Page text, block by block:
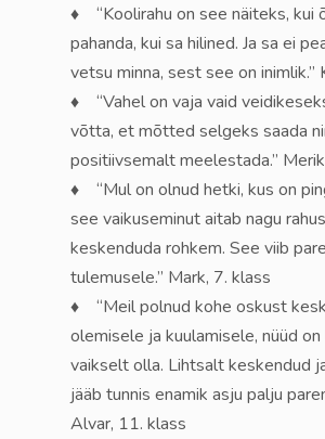
♦ “Koolirahu on see näiteks, kui
pahanda, kui sa hilined. Ja sa ei
vetsu minna, sest see on inimlik.”
♦ “Vahel on vaja vaid
võtta, et mõtted selgeks saada
positiivsemalt meelestada.”
♦ “Mul on olnud hetki, kus on
see vaikuseminut aitab nagu
keskenduda rohkem. See viib
tulemusele.” Mark, 7. klass
♦ “Meil polnud kohe oskust
olemisele ja kuulamisele, nüüd
vaikselt olla. Lihtsalt keskendud
jääb tunnis enamik asju palju
Alvar, 11. klass